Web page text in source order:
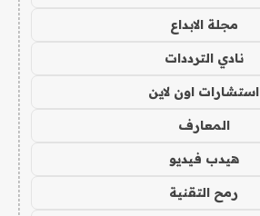
مجلة الابداع
نادي الترددات
استشارات اون لاين
المعارف
هيدب فيديو
رمح التقنية